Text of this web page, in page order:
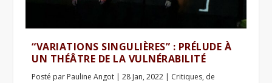
“VARIATIONS SINGULIÈRES” : PRÉLUDE À
UN THÉÂTRE DE LA VULNÉRABILITÉ
Posté par Pauline Angot |28 Jan, 2022 | Critiques, de